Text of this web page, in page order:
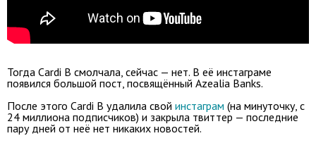
Тогда Cardi B смолчала, сейчас — нет. В её инстаграме
появился большой пост, посвящённый Azealia Banks.
После этого Cardi B удалила свой инстаграм (на минуточку, с
24 миллиона подписчиков) и закрыла твиттер — последние
пару дней от неё нет никаких новостей.